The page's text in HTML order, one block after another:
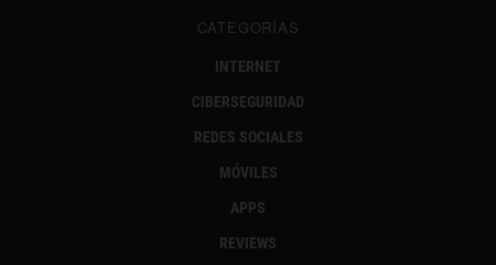
CATEGORÍAS
INTERNET
CIBERSEGURIDAD
REDES SOCIALES
MÓVILES
APPS
REVIEWS